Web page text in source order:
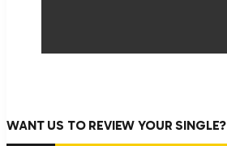
WANT US TO REVIEW YOUR SINGLE?